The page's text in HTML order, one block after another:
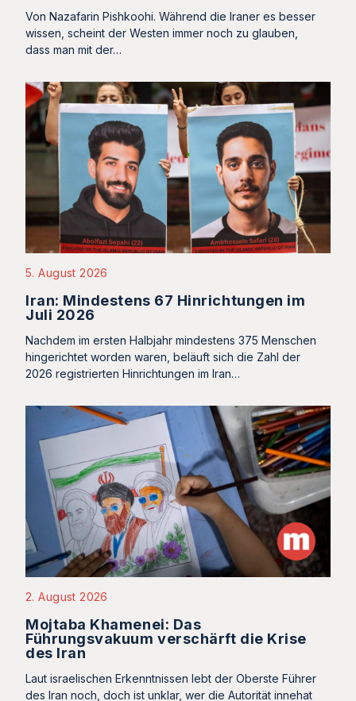
Von Nazafarin Pishkoohi. Während die Iraner es besser
wissen, scheint der Westen immer noch zu glauben,
dass man mit der…
5. August 2026
Iran: Mindestens 67 Hinrichtungen im
Juli 2026
Nachdem im ersten Halbjahr mindestens 375 Menschen
hingerichtet worden waren, beläuft sich die Zahl der
2026 registrierten Hinrichtungen im Iran…
2. August 2026
Mojtaba Khamenei: Das
Führungsvakuum verschärft die Krise
des Iran
Laut israelischen Erkenntnissen lebt der Oberste Führer
des Iran noch, doch ist unklar, wer die Autorität innehat